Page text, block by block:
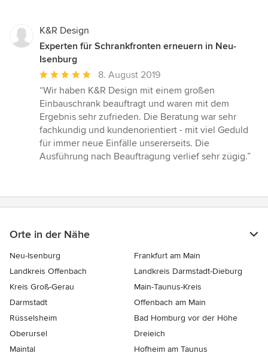
K&R Design
Experten für Schrankfronten erneuern in Neu-
Isenburg
Durchschnittliche
Bewertung:
5
von
5
Sternen
8. August 2019
“Wir haben K&R Design mit einem großen
Einbauschrank beauftragt und waren mit dem
Ergebnis sehr zufrieden. Die Beratung war sehr
fachkundig und kundenorientiert - mit viel Geduld
für immer neue Einfälle unsererseits. Die
Ausführung nach Beauftragung verlief sehr zügig.”
Orte in der Nähe
Neu-Isenburg
Frankfurt am Main
Landkreis Offenbach
Landkreis Darmstadt-Dieburg
Kreis Groß-Gerau
Main-Taunus-Kreis
Darmstadt
Offenbach am Main
Rüsselsheim
Bad Homburg vor der Höhe
Oberursel
Dreieich
Maintal
Hofheim am Taunus